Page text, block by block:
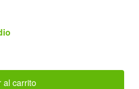
al carrito